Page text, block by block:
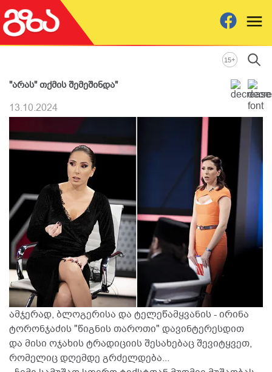
15+
"არას" თქმის შემეშინდა"
13.10.2024
ამჯერად, ბლოგერისა და ტელეწამყვანის - ირინა
ტორონჯაძის "წიგნის თაროთი" დავინტერესდით
და მისი ოჯახის ტრადიციის შესახებაც შევიტყვეთ,
რომელიც დღემდე გრძელდება...